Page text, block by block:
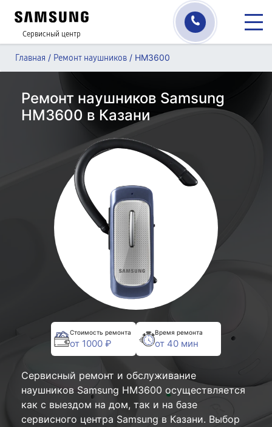
Сервисный центр
Главная / Ремонт наушников / HM3600
Ремонт наушников Samsung
HM3600 в Казани
Стоимость ремонта
от 1000 ₽
Время ремонта
от 40 мин
Сервисный ремонт и обслуживание
наушников Samsung HM3600 осуществляется
как с выездом на дом, так и на базе
сервисного центра Samsung в Казани. Выбор